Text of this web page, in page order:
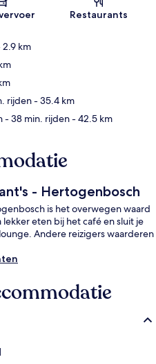
Kaart
Restaurants
2.9 km
rijden- 35.4 km
- 38 min. rijden- 42.5 km
- Hertogenbosch
is het overwegen waard
lekker eten bij het café en sluit je
Andere reizigers waarderen